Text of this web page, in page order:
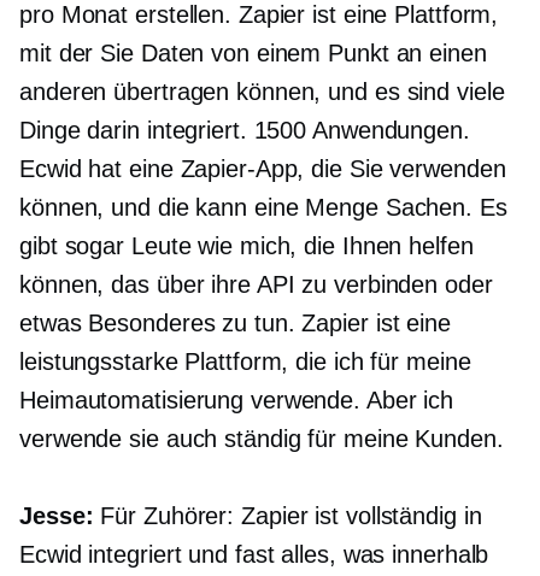
pro Monat erstellen. Zapier ist eine Plattform,
mit der Sie Daten von einem Punkt an einen
anderen übertragen können, und es sind viele
Dinge darin integriert. 1500 Anwendungen.
Ecwid hat eine Zapier-App, die Sie verwenden
können, und die kann eine Menge Sachen. Es
gibt sogar Leute wie mich, die Ihnen helfen
können, das über ihre API zu verbinden oder
etwas Besonderes zu tun. Zapier ist eine
leistungsstarke Plattform, die ich für meine
Heimautomatisierung verwende. Aber ich
verwende sie auch ständig für meine Kunden.
Jesse: Für Zuhörer: Zapier ist vollständig in
Ecwid integriert und fast alles, was innerhalb